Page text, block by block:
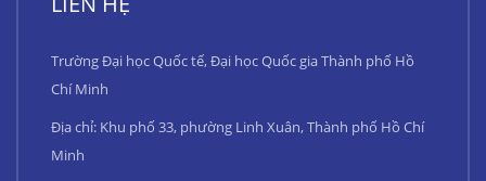
Trường Đại học Quốc tế, Đại học Quốc gia Thành phố Hồ
Chí Minh
Địa chỉ: Khu phố 33, phường Linh Xuân, Thành phố Hồ Chí
Minh